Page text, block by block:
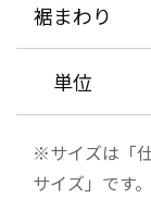
裾まわり
単位
※サイズは「
サイズ」です。